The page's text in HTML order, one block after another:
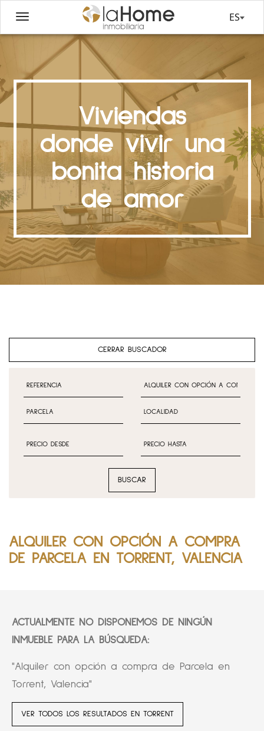
ES
Viviendas
donde vivir una
bonita historia
de amor
CERRAR BUSCADOR
BUSCAR
ALQUILER CON OPCIÓN A COMPRA
DE PARCELA EN TORRENT, VALENCIA
ACTUALMENTE NO DISPONEMOS DE NINGÚN
INMUEBLE PARA LA BÚSQUEDA:
"Alquiler con opción a compra de Parcela en
Torrent, Valencia"
VER TODOS LOS RESULTADOS EN TORRENT